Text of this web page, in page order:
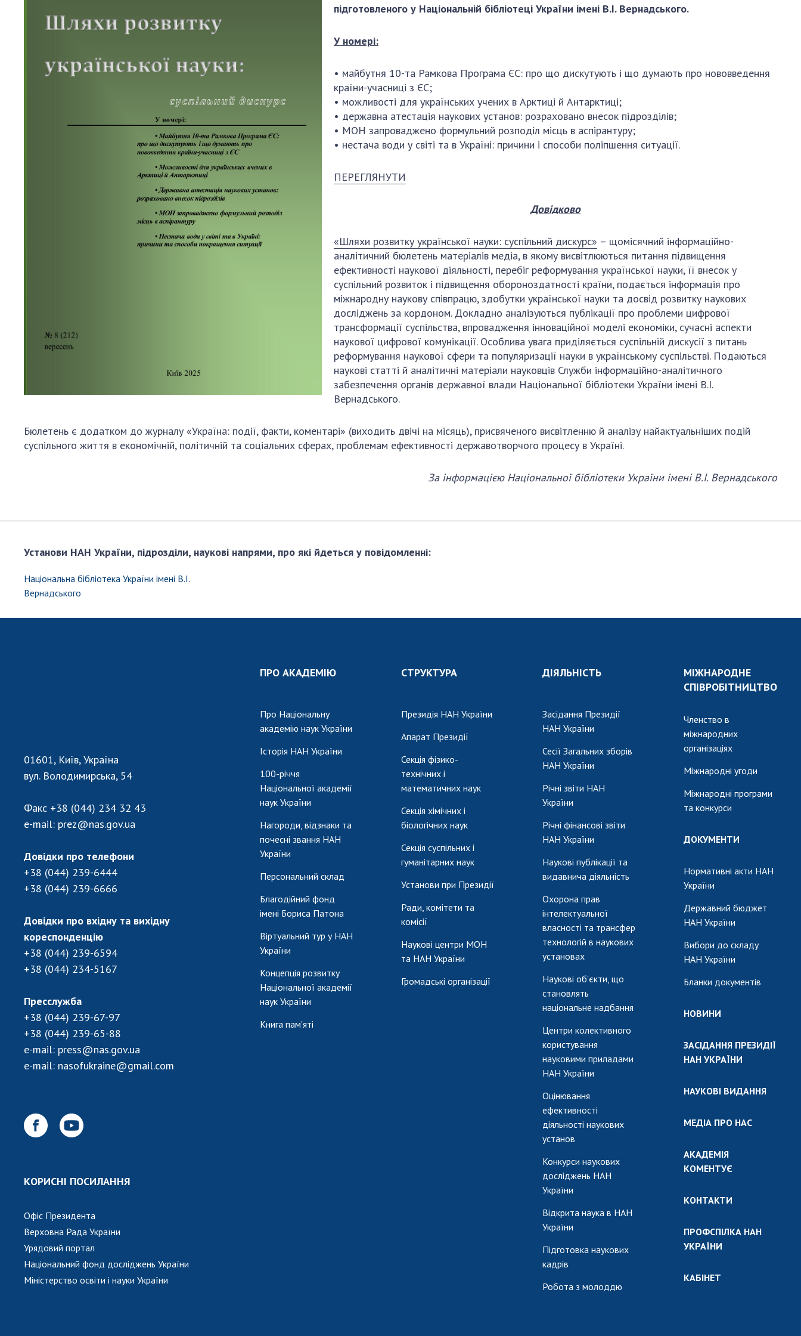
Віртуальний тур у
НАН України
Національної
України
Книга пам'яті
наук
Президії
та комісії
Наукові центри
МОН та НАН
України
Громадські
організації
Наукові об'єкти, що становлять
національне надбання
Оцінювання ефективності
діяльності наукових установ
Конкурси наукових досліджень
НАН України
Відкрита наука в НАН України
НАН України
Вибори до складу
НАН України
НОВИНИ
ЗАСІДАННЯ
МЕДІА ПРО НАС
АКАДЕМІЯ
КОМЕНТУЄ
КОНТАКТИ
ПРОФСПІЛКА НАН
УКРАЇНИ
КАБІНЕТ
підготовленого у Національній бібліотеці України імені В.І. Вернадського.
У номері:
• майбутня 10-та Рамкова Програма ЄС: про що дискутують і що думають про нововведення
країни-учасниці з ЄС;
• можливості для українських учених в Арктиці й Антарктиці;
• державна атестація наукових установ: розраховано внесок підрозділів;
• МОН запроваджено формульний розподіл місць в аспірантуру;
• нестача води у світі та в Україні: причини і способи поліпшення ситуації.
ПЕРЕГЛЯНУТИ
Довідково
«Шляхи розвитку української науки: суспільний дискурс» – щомісячний інформаційно-
аналітичний бюлетень матеріалів медіа, в якому висвітлюються питання підвищення
ефективності наукової діяльності, перебіг реформування української науки, її внесок у
суспільний розвиток і підвищення обороноздатності країни, подається інформація про
міжнародну наукову співпрацю, здобутки української науки та досвід розвитку наукових
досліджень за кордоном. Докладно аналізуються публікації про проблеми цифрової
трансформації суспільства, впровадження інноваційної моделі економіки, сучасні аспекти
наукової цифрової комунікації. Особлива увага приділяється суспільній дискусії з питань
реформування наукової сфери та популяризації науки в українському суспільстві. Подаються
наукові статті й аналітичні матеріали науковців Служби інформаційно-аналітичного
забезпечення органів державної влади Національної бібліотеки України імені В.І.
Вернадського.
Бюлетень є додатком до журналу «Україна: події, факти, коментарі» (виходить двічі на місяць), присвяченого висвітленню й аналізу найактуальніших подій
суспільного життя в економічній, політичній та соціальних сферах, проблемам ефективності державотворчого процесу в Україні.
За інформацією Національної бібліотеки України імені В.І. Вернадського
Установи НАН України, підрозділи, наукові напрями, про які йдеться у повідомленні:
Національна бібліотека України імені В.І.
Вернадського
01601, Київ, Україна
вул. Володимирська, 54
Факс +38 (044) 234 32 43
e-mail: prez@nas.gov.ua
Довідки про телефони
+38 (044) 239-6444
+38 (044) 239-6666
Довідки про вхідну та вихідну
кореспонденцію
+38 (044) 239-6594
+38 (044) 234-5167
Пресслужба
+38 (044) 239-67-97
+38 (044) 239-65-88
e-mail: press@nas.gov.ua
e-mail: nasofukraine@gmail.com
КОРИСНІ ПОСИЛАННЯ
Офіс Президента
Верховна Рада України
Урядовий портал
Національний фонд досліджень України
Міністерство освіти і науки України
ПРО АКАДЕМІЮ
Про Національну
академію наук України
Історія НАН України
100-річчя
Національної академії
наук України
Нагороди, відзнаки та
почесні звання НАН
України
Персональний склад
Благодійний фонд
імені Бориса Патона
Віртуальний тур у НАН
України
Концепція розвитку
Національної академії
наук України
Книга пам'яті
СТРУКТУРА
Президія НАН України
Апарат Президії
Секція фізико-
технічних і
математичних наук
Секція хімічних і
біологічних наук
Секція суспільних і
гуманітарних наук
Установи при Президії
Ради, комітети та
комісії
Наукові центри МОН
та НАН України
Громадські організації
ДІЯЛЬНІСТЬ
Засідання Президії
НАН України
Сесії Загальних зборів
НАН України
Річні звіти НАН
України
Річні фінансові звіти
НАН України
Наукові публікації та
видавнича діяльність
Охорона прав
інтелектуальної
власності та трансфер
технологій в наукових
установах
Наукові об'єкти, що
становлять
національне надбання
Центри колективного
користування
науковими приладами
НАН України
Оцінювання
ефективності
діяльності наукових
установ
Конкурси наукових
досліджень НАН
України
Відкрита наука в НАН
України
Підготовка наукових
кадрів
Робота з молоддю
МІЖНАРОДНЕ
СПІВРОБІТНИЦТВО
Членство в
міжнародних
організаціях
Міжнародні угоди
Міжнародні програми
та конкурси
ДОКУМЕНТИ
Нормативні акти НАН
України
Державний бюджет
НАН України
Вибори до складу
НАН України
Бланки документів
НОВИНИ
ЗАСІДАННЯ ПРЕЗИДІЇ
НАН УКРАЇНИ
НАУКОВІ ВИДАННЯ
МЕДІА ПРО НАС
АКАДЕМІЯ
КОМЕНТУЄ
КОНТАКТИ
ПРОФСПІЛКА НАН
УКРАЇНИ
КАБІНЕТ